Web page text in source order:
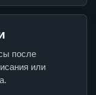
после
или